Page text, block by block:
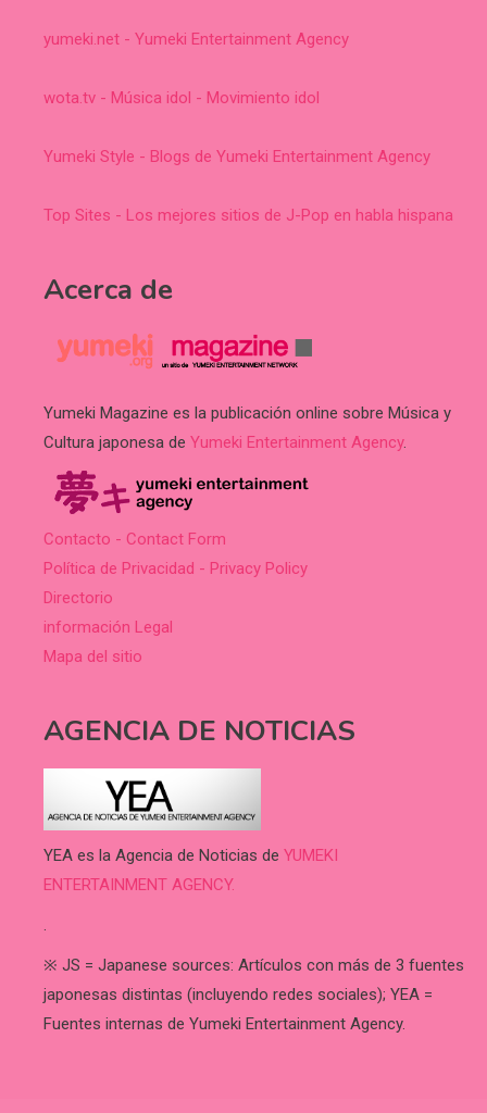
yumeki.net - Yumeki Entertainment Agency
wota.tv - Música idol - Movimiento idol
Yumeki Style - Blogs de Yumeki Entertainment Agency
Top Sites - Los mejores sitios de J-Pop en habla hispana
Acerca de
Yumeki Magazine es la publicación online sobre Música y
Cultura japonesa de Yumeki Entertainment Agency.
Contacto - Contact Form
Política de Privacidad - Privacy Policy
Directorio
información Legal
Mapa del sitio
AGENCIA DE NOTICIAS
YEA es la Agencia de Noticias de YUMEKI
ENTERTAINMENT AGENCY.
.
※ JS = Japanese sources: Artículos con más de 3 fuentes
japonesas distintas (incluyendo redes sociales); YEA =
Fuentes internas de Yumeki Entertainment Agency.